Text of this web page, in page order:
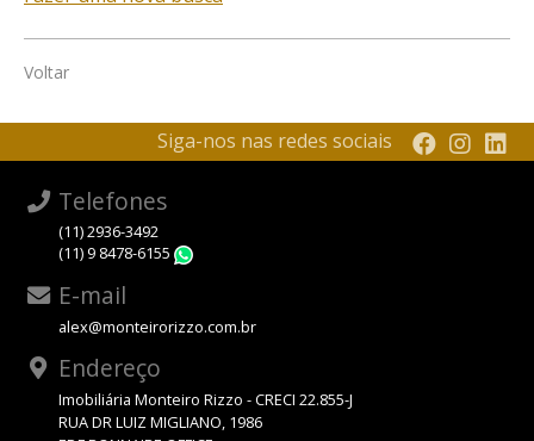
Voltar
Siga-nos nas redes sociais
Telefones
(11) 2936-3492
(11) 9 8478-6155
E-mail
alex@monteirorizzo.com.br
Endereço
Imobiliária Monteiro Rizzo - CRECI 22.855-J
RUA DR LUIZ MIGLIANO, 1986